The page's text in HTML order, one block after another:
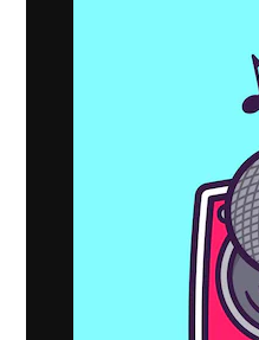
ditt bästa
byråer och
Svenska